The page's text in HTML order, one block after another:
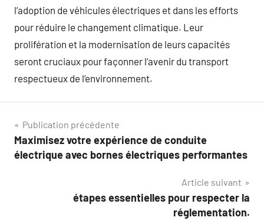
l’adoption de véhicules électriques et dans les efforts
pour réduire le changement climatique. Leur
prolifération et la modernisation de leurs capacités
seront cruciaux pour façonner l’avenir du transport
respectueux de l’environnement.
Navigation
de
Publication précédente
Maximisez votre expérience de conduite
électrique avec bornes électriques performantes
Article suivant
étapes essentielles pour respecter la
réglementation.